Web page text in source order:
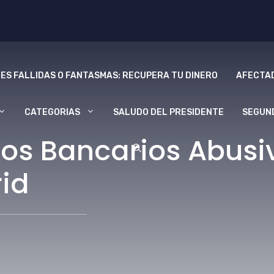
FALLIDAS O FANTASMAS: RECUPERA TU DINERO
CATEGORIAS SALUDO DEL PRESIDENTE
Bancarios